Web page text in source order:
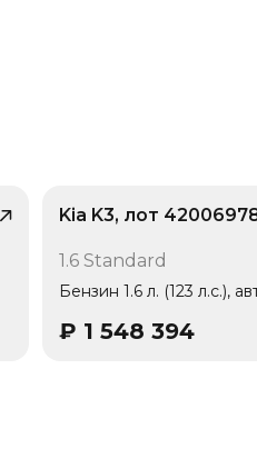
Kia K3, лот
1 владелец
1.6 Standard
Бензин 1.6 л. (123 л.с.),
₽ 1 548 394